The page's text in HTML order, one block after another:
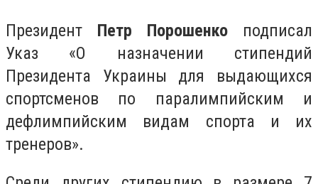
Президент Петр Порошенко подписал
Указ «О назначении стипендий
Президента Украины для выдающихся
спортсменов по паралимпийским и
дефлимпийским видам спорта и их
тренеров».